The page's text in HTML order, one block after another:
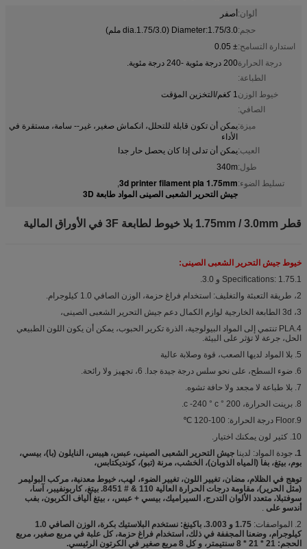
ألوان:أصفر
حجم:Diameter:1.75/3.0 (dia.1.75/3.0 ملم)
استدارة التسامح:± 0.05
درجة الحرارة
الطباعة:
200 درجة مئوية -240 درجة مئوية.
خيوط الوزن
الصافي:
1 كغم/التخزين المؤقت
ميزة:يمكن أن تكون قابلة للتحلل، انكماش صغير، غير-- سامة، مستقرة في
الأداء
العيب:يمكن أن تدلى إذا كان يحصل حار جدا
طول:340m
تسليط الضوء:3d printer filament pla 1.75mm
,
جيش التحرير الشعبى الصينى المواد طابعة 3D
قطر 1.75mm / 3.0mm بلا خيوط لطابعة 3F في الأوراق المالية
خيوط جيش التحرير الشعبى الصينى:
1.Specifications: 1.75 و 3.0.
2، طريقة التعبئة والتغليف: استخدام فراغ حزمة، الوزن الصافي 1.0 كيلوجرام.
3، 3d الطابعة الخارجية لوازم الكمال دعم جيش التحرير الشعبى الصينى،
4.PLA تنتمي إلى المواد البيولوجية، الذرة تكرير الحبوب، يمكن أن يكون اللون الطبيعي
الحل، جرعة لا تؤثر على البيئة.
5. بلا المواد لديها الصعب، قوة وصلابة عالية
6. ضوء السطح، على نحو سلس درجة جيدة جدا. 6، تجهيز ولا رائحة.
7. بلا طباعة لا مجعد ولا حافة تشوه.
8. برينت الحرارة، 200 ° c -240 ° c.
9.Floor درجة الحرارة: 100-120 ℃
10. كثير لون يمكنك اختيار.
1. جودة المواد: لدينا جيش التحرير الشعبى الصينى، عبس، هيبس، النايلون (با)، بيسي،
بوم، بيتغ، بفا (المياه الذوبان)، الخشب، مرنة (تبو)، كونديكتابس،
توهج في الظلام، مضان، تغيير اللون، تغيير الضوء، لهب، خيوط معدنية، مركب البوليمر
(مثل الحرير)، مقاومة درجات الحرارة العالية 110 & # 8451. بيتغ، كاربونفيبر، آسا،
سوفتبلا، متعدد الألوان التدرج، السيراميك، بيسي + عبس، ، بيتغ ألياف الكربون، بفب
أندسو على .
2. المواصفات:
1.75 و 3.003. باكينغ: نستخدم البلاستيك بكرة، الوزن الصافي 1.0
كيلوجرام، وضعنا المجففة في ذلك، استخدام فراغ حزمة، كل علبة في مربع صغير، مربع
الحجم: 21 * 21 * 8 سنتيمتر، و كل 8 مربع صغير في الكرتون الرئيسي.